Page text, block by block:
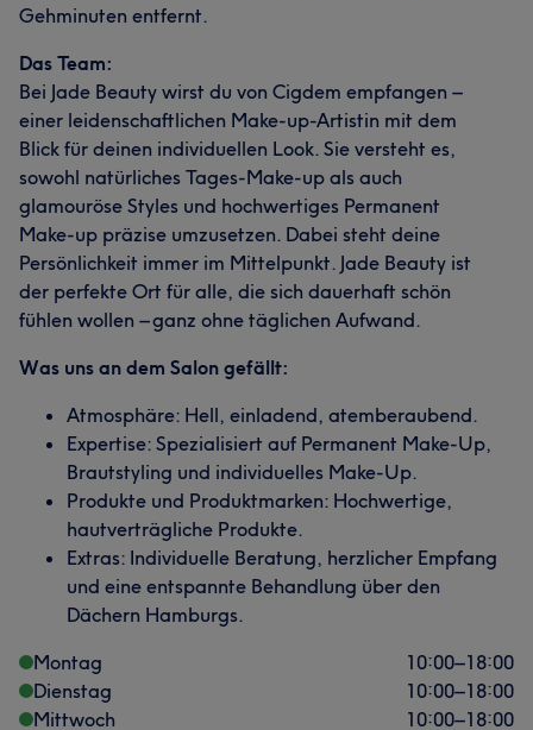
Gehminuten entfernt.
Das Team:
Bei Jade Beauty wirst du von Cigdem empfangen –
einer leidenschaftlichen Make-up-Artistin mit dem
Blick für deinen individuellen Look. Sie versteht es,
sowohl natürliches Tages-Make-up als auch
glamouröse Styles und hochwertiges Permanent
Make-up präzise umzusetzen. Dabei steht deine
Persönlichkeit immer im Mittelpunkt. Jade Beauty ist
der perfekte Ort für alle, die sich dauerhaft schön
fühlen wollen – ganz ohne täglichen Aufwand.
Was uns an dem Salon gefällt:
Atmosphäre: Hell, einladend, atemberaubend.
Expertise: Spezialisiert auf Permanent Make-Up,
Brautstyling und individuelles Make-Up.
Produkte und Produktmarken: Hochwertige,
hautverträgliche Produkte.
Extras: Individuelle Beratung, herzlicher Empfang
und eine entspannte Behandlung über den
Dächern Hamburgs.
Montag
10:00–18:00
Dienstag
10:00–18:00
Mittwoch
10:00–18:00